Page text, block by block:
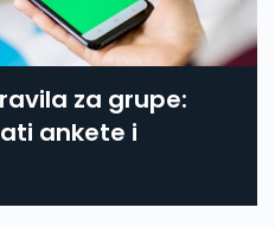
za grupe:
ankete i